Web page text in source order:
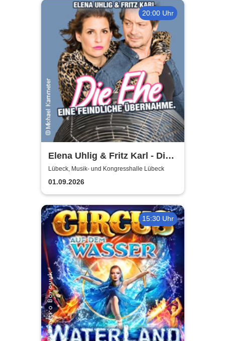
20:00 Uhr
Elena Uhlig & Fritz Karl - Die
Ehe - eine feindliche
Übernahme
Lübeck, Musik- und Kongresshalle Lübeck
01.09.2026
15:30 Uhr